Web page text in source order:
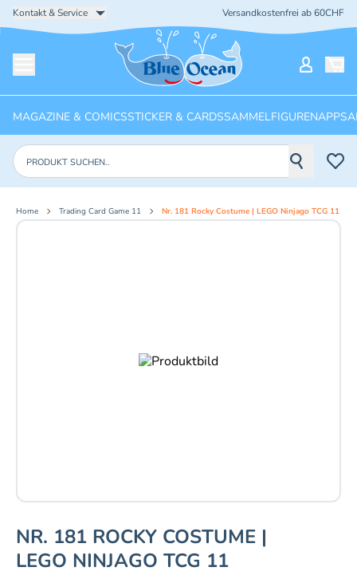
Kontakt & Service Versandkostenfrei ab 60CHF
Startseite
MAGAZINE & COMICSSTICKER & CARDSSAMMELFIGURENAPPS
Produkte suchen
Home Trading Card Game 11 Nr. 181 Rocky Costume | LEGO Ninjago TCG 11
NR. 181 ROCKY COSTUME |
LEGO NINJAGO TCG 11